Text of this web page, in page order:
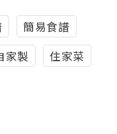
簡易食譜
家製
住家菜